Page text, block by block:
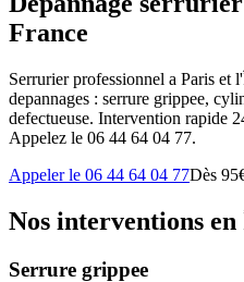
France
Serrurier professionnel a Paris et
depannages : serrure grippee,
defectueuse. Intervention rapide
Appelez le 06 44 64 04 77.
Appeler le 06 44 64 04 77Dès
Nos interventions
Serrure grippee